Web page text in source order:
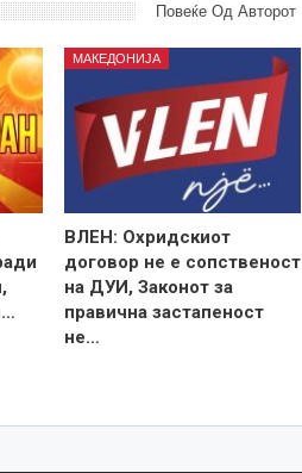
Повеќе Од Авторот
МАКЕДОНИЈА
ВЛЕН: Охридскиот
договор не е сопственост
на ДУИ, Законот за
правична застапеност
не…